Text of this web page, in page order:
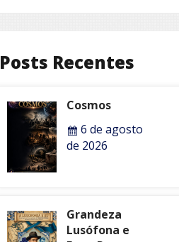
Posts Recentes
Cosmos
6 de agosto
de 2026
Grandeza
Lusófona e